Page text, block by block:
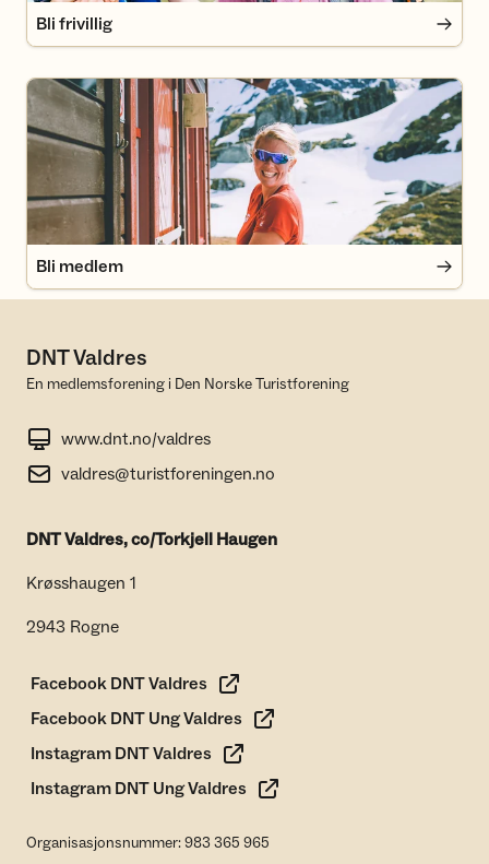
Bli frivillig
Bli medlem
Bli medlem
DNT Valdres
En medlemsforening i Den Norske Turistforening
www.dnt.no/valdres
valdres@turistforeningen.no
DNT Valdres, co/Torkjell Haugen
Krøsshaugen 1
2943 Rogne
Facebook DNT Valdres
Facebook DNT Ung Valdres
Instagram DNT Valdres
Instagram DNT Ung Valdres
Organisasjonsnummer: 983 365 965